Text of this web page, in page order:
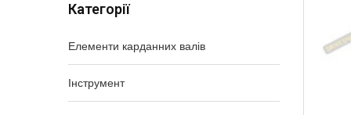
Категорії
Елементи карданних валів
Інструмент